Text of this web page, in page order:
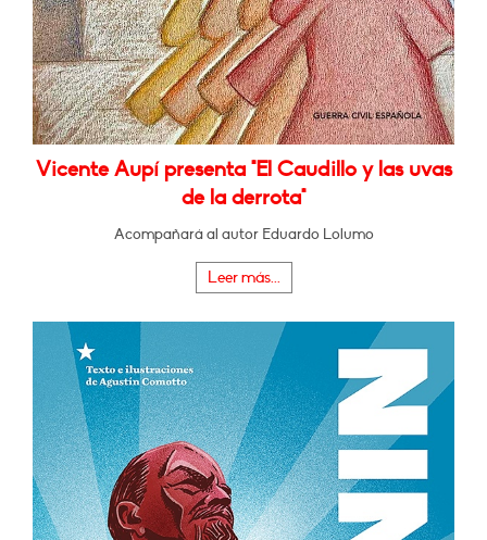
Vicente Aupí presenta "El Caudillo y las uvas
de la derrota"
Acompañará al autor Eduardo Lolumo
Leer más...